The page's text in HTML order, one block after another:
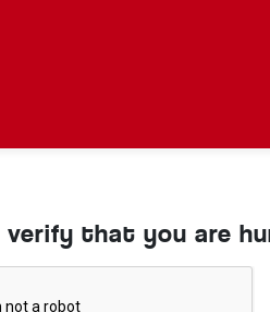
verify that you are